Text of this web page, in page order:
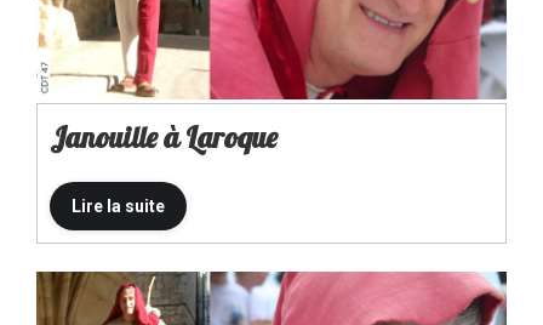
Janouille à Laroque